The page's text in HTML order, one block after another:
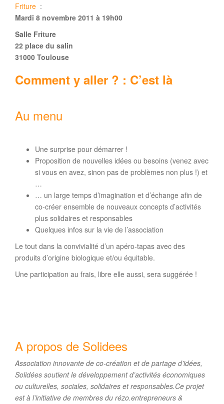
Friture :
Mardi 8 novembre 2011 à 19h00
Salle Friture
22 place du salin
31000 Toulouse
Comment y aller ? : C’est là
Au menu
Une surprise pour démarrer !
Proposition de nouvelles idées ou besoins (venez avec
si vous en avez, sinon pas de problèmes non plus !) et
…
… un large temps d’imagination et d’échange afin de
co-créer ensemble de nouveaux concepts d’activités
plus solidaires et responsables
Quelques infos sur la vie de l’association
Le tout dans la convivialité d’un apéro-tapas avec des
produits d’origine biologique et/ou équitable.
Une participation au frais, libre elle aussi, sera suggérée !
A propos de Solidees
Association innovante de co-création et de partage d’idées,
Solidées soutient le développement d’activités économiques
ou culturelles, sociales, solidaires et responsables.Ce projet
est à l’initiative de membres du rézo.entrepreneurs &